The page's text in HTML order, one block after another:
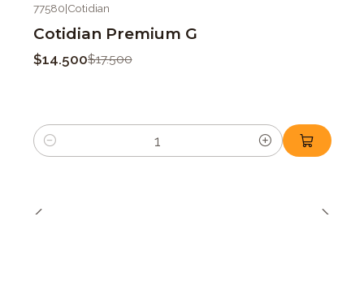
77580|Cotidian
Cotidian Premium G
$14.500$17.500
Cantidad